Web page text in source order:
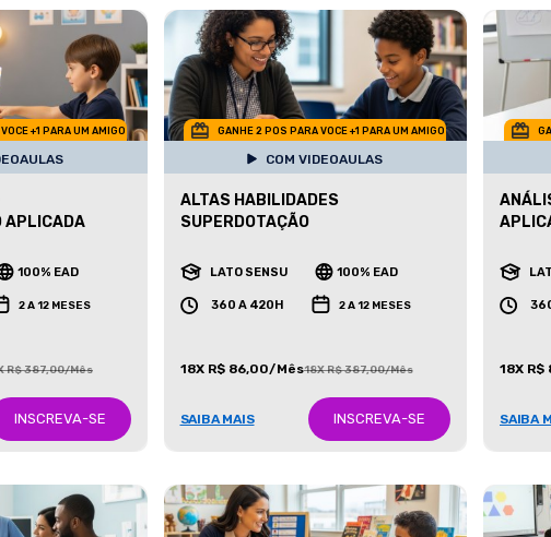
+1 PARA UM AMIGO
APLICADA
100% EAD
2 A 12 MESES
R$ 387,00/Mês
INSCREVA-SE
GANHE 2 POS PARA VOCE +1 PARA UM AMIGO
COM VIDEOAULAS
ALTAS HABILIDADES
SUPERDOTAÇÃO
LATO SENSU 100% EAD
360 A 420H 2 A 12 MESES
18X R$ 86,00/Mês18X R$ 387,00/Mês
SAIBA MAIS INSCREVA-SE
18X
SAIBA